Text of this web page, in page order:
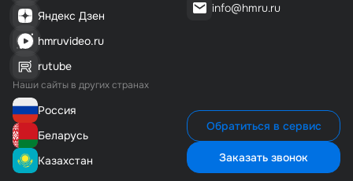
Яндекс Дзен
hmruvideo.ru
rutube
Наши сайты в других странах
Россия
Беларусь
Казахстан
info@hmru.ru
Обратиться в сервис
Заказать звонок